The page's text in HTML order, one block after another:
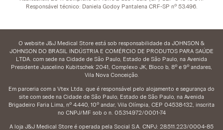
Responsável técnico: Daniela Godoy Pantalena CRF-SP nº 53.496.
O website J&J Medical Store está sob responsabilidade da JOHNSON &
JOHNSON DO BRASIL INDÚSTRIA E COMÉRCIO DE PRODUTOS PARA SAÚDE
LTDA. com sede na Cidade de São Paulo, Estado de São Paulo, na Avenida
Presidente Juscelino Kubitschek 2041, Complexo JK, Bloco b, 8º e 9º andares,
Vila Nova Conceição.
Em parceria com a Vtex Ltda. que é responsável pelo alojamento e segurança do
site com sede na Cidade de São Paulo, Estado de São Paulo, na Avenida
Brigadeiro Faria Lima, nº 4.440, 10º andar, Vila Olímpia, CEP 04538-132, inscrita
no CNPJ/MF sob o n. 05.314.972/0001-74
A loja J&J Medical Store é operada pela Social S.A. CNPJ: 28.511.223/0004-85